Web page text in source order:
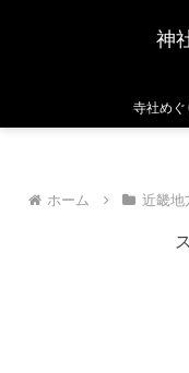
神
寺社めぐ
ホーム 近畿地